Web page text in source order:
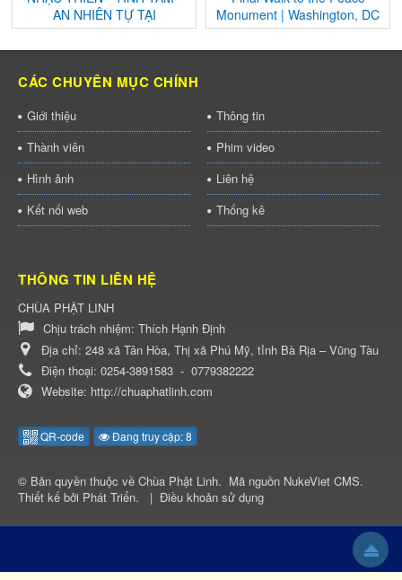
AN NHIÊN TỰ TẠI
Monument | Washington, DC
CÁC CHUYÊN MỤC CHÍNH
Giới thiệu
Thông tin
Thành viên
Phim video
Hình ảnh
Liên hệ
Kết nối web
Thống kê
THÔNG TIN LIÊN HỆ
CHÙA PHẬT LINH
Chịu trách nhiệm: Thích Hạnh Định
Địa chỉ: 248 xã Tân Hòa, Thị xã Phú Mỹ, tỉnh Bà Rịa – Vũng Tàu
Điện thoại: 0254-3891583 - 0779382222
Website: http://chuaphatlinh.com
QR-code Đang truy cập: 8
© Bản quyền thuộc về Chùa Phật Linh. Mã nguồn NukeViet CMS.
Thiết kế bởi Phát Triển. | Điều khoản sử dụng